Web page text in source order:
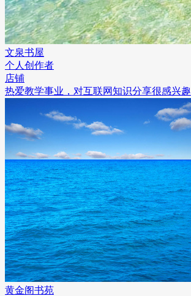
文泉书屋
个人创作者
店铺
热爱教学事业，对互联网知识分享很感兴趣
黄金阁书苑